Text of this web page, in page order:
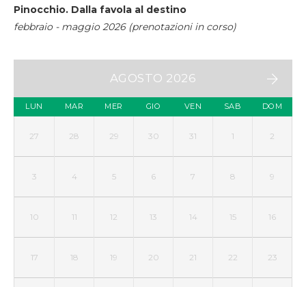
Pinocchio. Dalla favola al destino
febbraio - maggio 2026 (prenotazioni in corso)
AGOSTO 2026
LUN MAR MER GIO VEN SAB DOM
27 28 29 30 31 1 2
3 4 5 6 7 8 9
10 11 12 13 14 15 16
17 18 19 20 21 22 23